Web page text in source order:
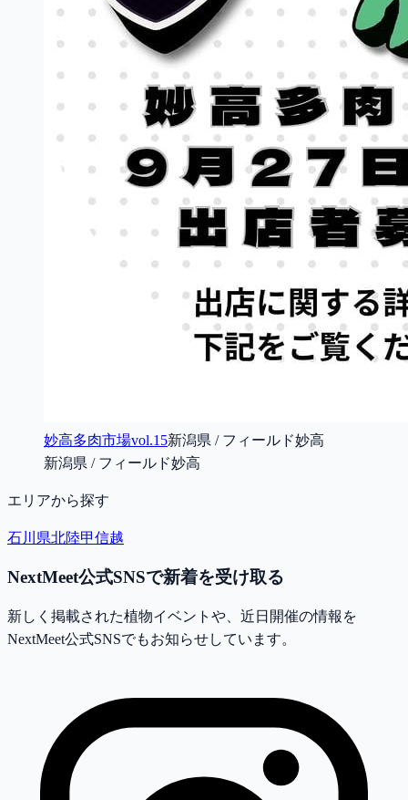
妙高多肉市場vol.15新潟県 / フィールド妙高
新潟県 / フィールド妙高
エリアから探す
石川県北陸甲信越
NextMeet公式SNSで新着を受け取る
新しく掲載された植物イベントや、近日開催の情報を
NextMeet公式SNSでもお知らせしています。